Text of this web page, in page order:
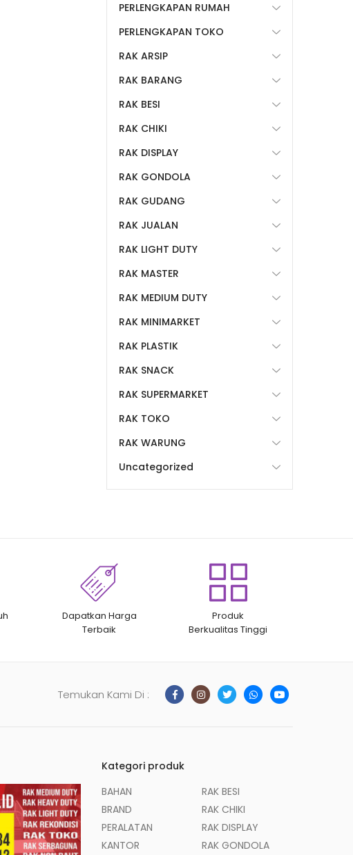
PERLENGKAPAN RUMAH
PERLENGKAPAN TOKO
RAK ARSIP
RAK BARANG
RAK BESI
RAK CHIKI
RAK DISPLAY
RAK GONDOLA
RAK GUDANG
RAK JUALAN
RAK LIGHT DUTY
RAK MASTER
RAK MEDIUM DUTY
RAK MINIMARKET
RAK PLASTIK
RAK SNACK
RAK SUPERMARKET
RAK TOKO
RAK WARUNG
Uncategorized
Dapatkan Harga
Terbaik
Produk
Berkualitas Tinggi
Temukan Kami Di :
Kategori produk
BAHAN
BRAND
PERALATAN
KANTOR
RAK BESI
RAK CHIKI
RAK DISPLAY
RAK GONDOLA